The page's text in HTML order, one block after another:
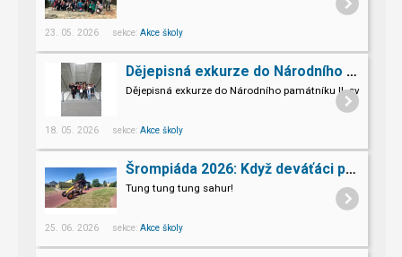
23. 05. 2026 sekce: Akce školy
Dějepisná exkurze do Národního památníku II. sv. války v Hrabyni
Dějepisná exkurze do Národního památníku II. světové
18. 05. 2026 sekce: Akce školy
Šrompiáda 2026: Když deváťáci převzali velení
Tung tung tung sahur!
25. 06. 2026 sekce: Akce školy